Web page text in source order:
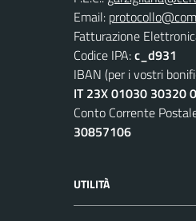
Email:
Fatturazione
Codice IPA:c_d931
IBAN (per i vostri
IT 23X 01030 30320
Conto Corrente
30857106
UTILITÀ